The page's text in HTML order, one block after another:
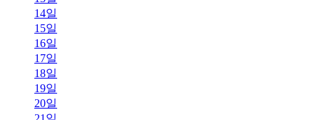
14일
15일
16일
17일
18일
19일
20일